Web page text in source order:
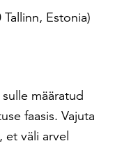
Estonia)
määratud
faasis. Vajuta
et väli arvel